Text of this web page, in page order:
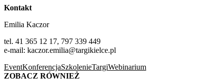
Kontakt
Emilia Kaczor
tel. 41 365 12 17, 797 339 449
e-mail: kaczor.emilia@targikielce.pl
EventKonferencjaSzkolenieTargiWebinarium
ZOBACZ RÓWNIEŻ